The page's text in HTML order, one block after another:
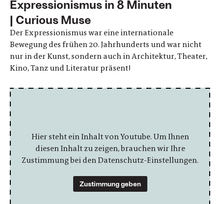
Expressionismus in 8 Minuten
| Curious Muse
Der Expressionismus war eine internationale
Bewegung des frühen 20. Jahrhunderts und war nicht
nur in der Kunst, sondern auch in Architektur, Theater,
Kino, Tanz und Literatur präsent!
Hier steht ein Inhalt von Youtube. Um Ihnen
diesen Inhalt zu zeigen, brauchen wir Ihre
Zustimmung bei den Datenschutz-Einstellungen.
Zustimmung geben